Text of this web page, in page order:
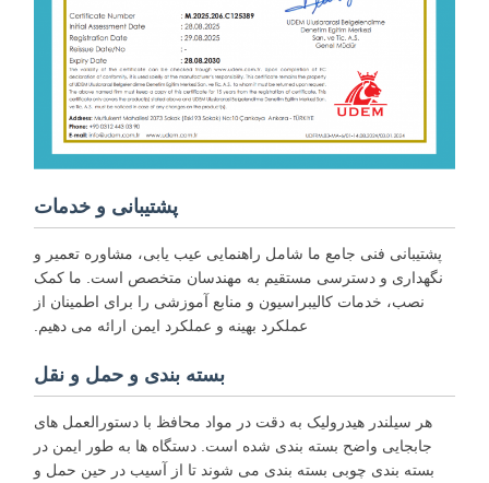
پشتیبانی و خدمات
پشتیبانی فنی جامع ما شامل راهنمایی عیب یابی، مشاوره تعمیر و
نگهداری و دسترسی مستقیم به مهندسان متخصص است. ما کمک
نصب، خدمات کالیبراسیون و منابع آموزشی را برای اطمینان از
عملکرد بهینه و عملکرد ایمن ارائه می دهیم.
بسته بندی و حمل و نقل
هر سیلندر هیدرولیک به دقت در مواد محافظ با دستورالعمل های
جابجایی واضح بسته بندی شده است. دستگاه ها به طور ایمن در
بسته بندی چوبی بسته بندی می شوند تا از آسیب در حین حمل و